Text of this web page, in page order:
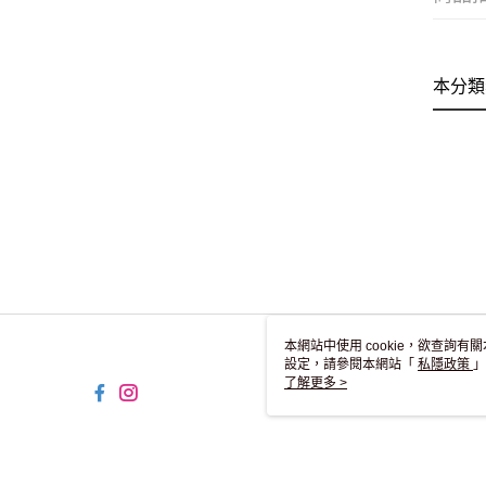
本分
本網站中使用 cookie，欲查詢有
設定，請參閱本網站「 私隱政策
用 cookie。
了解更多 >